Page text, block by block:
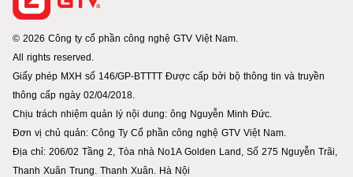
© 2026 Công ty cổ phần công nghệ GTV Việt Nam.
All rights reserved.
Giấy phép MXH số 146/GP-BTTTT Được cấp bởi bộ thông tin và truyền
thông cấp ngày 02/04/2018.
Chịu trách nhiệm quản lý nội dung: ông Nguyễn Minh Đức.
Đơn vị chủ quản: Công Ty Cổ phần công nghệ GTV Việt Nam.
Địa chỉ: 206/02 Tầng 2, Tòa nhà No1A Golden Land, Số 275 Nguyễn Trãi,
Thanh Xuân Trung. Thanh Xuân. Hà Nội